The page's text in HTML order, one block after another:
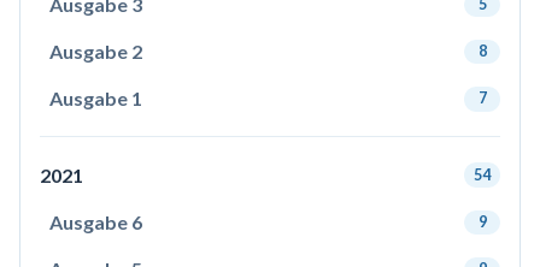
5
Ausgabe 2 8
Ausgabe 1 7
2021 54
Ausgabe 6 9